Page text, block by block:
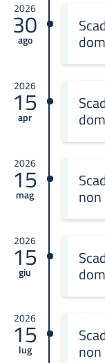
2026
30
ago
2026
15
apr
2026
15
mag
2026
15
giu
2026
15
lug